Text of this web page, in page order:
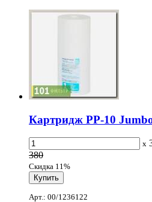
Картридж PP-10
x
380
Скидка 11%
Арт.: 00/1236122